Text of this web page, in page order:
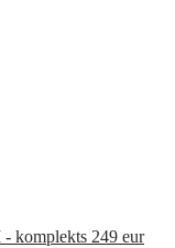
249 eur